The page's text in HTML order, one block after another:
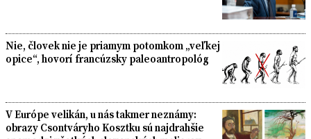
Nie, človek nie je priamym potomkom „veľkej
opice“, hovorí francúzsky paleoantropológ
V Európe velikán, u nás takmer neznámy:
obrazy Csontváryho Kosztku sú najdrahšie